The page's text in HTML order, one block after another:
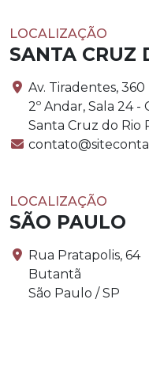
LOCALIZAÇÃO
SANTA CRUZ
Av. Tiradentes, 360
2º Andar, Sala 24 -
Santa Cruz do Rio
LOCALIZAÇÃO
SÃO PAULO
Rua Pratapolis, 64
Butantã
São Paulo / SP